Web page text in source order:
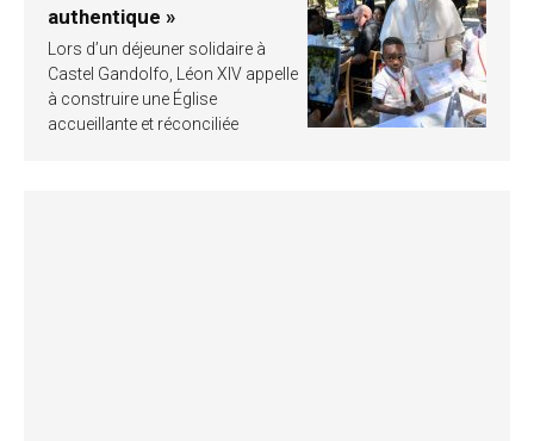
authentique »
Lors d’un déjeuner solidaire à
Castel Gandolfo, Léon XIV appelle
à construire une Église
accueillante et réconciliée